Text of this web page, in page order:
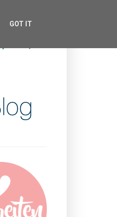
GOT IT